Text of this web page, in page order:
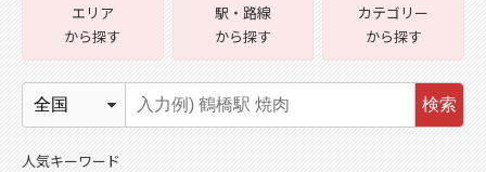
エリア
から探す
駅・路線
から探す
カテゴリー
から探す
検索
人気キーワード